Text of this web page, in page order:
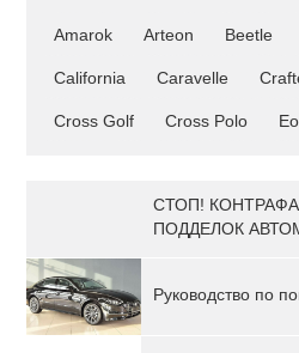
Amarok Arteon Beetle
California Caravelle
Cross Golf Cross Polo
СТОП!
ПОДДЕЛОК
Руководство по